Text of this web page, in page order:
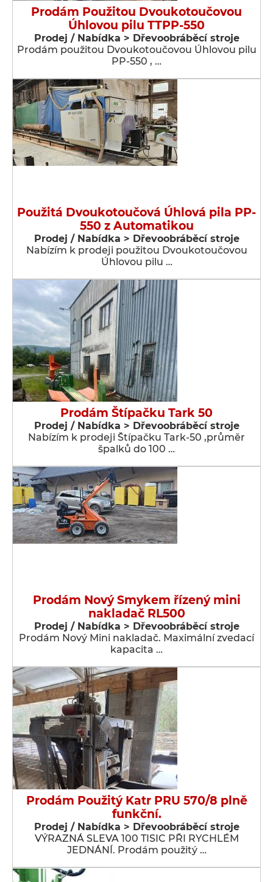
Prodám Použitou Dvoukotoučovou
Úhlovou pilu TTPP-550
Prodej / Nabídka > Dřevoobráběcí stroje
Prodám použitou Dvoukotoučovou Úhlovou pilu
PP-550 , …
Použitá Dvoukotoučová Úhlová pila PP-
550 z Automatikou
Prodej / Nabídka > Dřevoobráběcí stroje
Nabízím k prodeji použitou Dvoukotoučovou
Úhlovou pilu …
Prodám Štípačku Tark 50
Prodej / Nabídka > Dřevoobráběcí stroje
Nabízím k prodeji Štípačku Tark-50 ,průměr
špalků do 100 …
Prodám Nový Smykem řízený mini
nakladač RL500
Prodej / Nabídka > Dřevoobráběcí stroje
Prodám Nový Mini nakladač. Maximální zvedací
kapacita …
Prodám Použitý Katr PRU 570/8 plně
funkční.
Prodej / Nabídka > Dřevoobráběcí stroje
VÝRAZNÁ SLEVA 100 TISIC PŘI RYCHLÉM
JEDNÁNÍ. Prodám použitý …